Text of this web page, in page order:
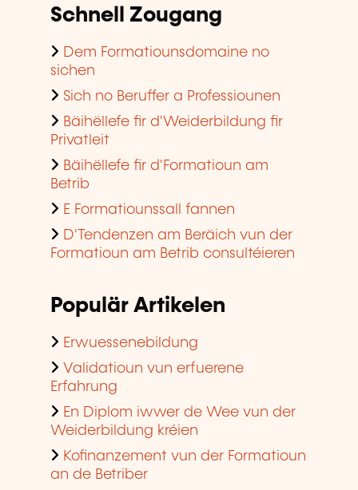
Dem Formatiounsdomaine no
Sich no Beruffer a Professiounen
Bäihëllefe fir d'Weiderbildung fir
Privatleit
Bäihëllefe fir d'Formatioun am
Betrib
E Formatiounssall fannen
D'Tendenzen am Beräich vun der
Formatioun am Betrib consultéieren
Populär Artikelen
Erwuessenebildung
Erfahrung
En Diplom iwwer de Wee vun der
Weiderbildung kréien
Kofinanzement vun der Formatioun
an de Betriber
Kompetenzebilan
En agreéiert Formatiounsinstitut